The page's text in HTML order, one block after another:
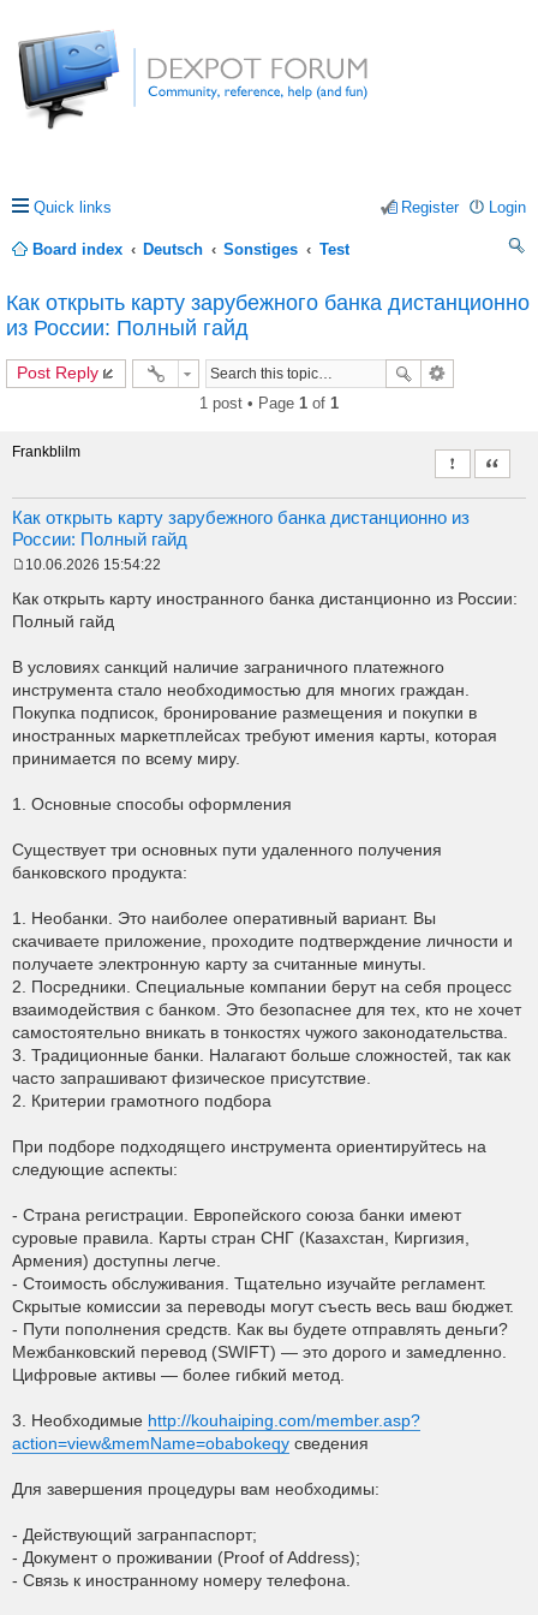
Quick links Login
Register
Board index Deutsch Sonstiges
Test
Как открыть карту зарубежного банка дистанционно
из России: Полный гайд
Post Reply
1 post • Page 1 of 1
Frankblilm
Как открыть карту зарубежного банка дистанционно из
России: Полный гайд
Report this
Quote
o
t
10.06.2026 15:54:22
Как открыть карту иностранного банка дистанционно из России:
Полный гайд
В условиях санкций наличие заграничного платежного
инструмента стало необходимостью для многих граждан.
Покупка подписок, бронирование размещения и покупки в
иностранных маркетплейсах требуют имения карты, которая
принимается по всему миру.
1. Основные способы оформления
Существует три основных пути удаленного получения
банковского продукта:
1. Необанки. Это наиболее оперативный вариант. Вы
скачиваете приложение, проходите подтверждение личности и
получаете электронную карту за считанные минуты.
2. Посредники. Специальные компании берут на себя процесс
взаимодействия с банком. Это безопаснее для тех, кто не хочет
самостоятельно вникать в тонкостях чужого законодательства.
3. Традиционные банки. Налагают больше сложностей, так как
часто запрашивают физическое присутствие.
2. Критерии грамотного подбора
При подборе подходящего инструмента ориентируйтесь на
следующие аспекты:
- Страна регистрации. Европейского союза банки имеют
суровые правила. Карты стран СНГ (Казахстан, Киргизия,
Армения) доступны легче.
- Стоимость обслуживания. Тщательно изучайте регламент.
Скрытые комиссии за переводы могут съесть весь ваш бюджет.
- Пути пополнения средств. Как вы будете отправлять деньги?
Межбанковский перевод (SWIFT) — это дорого и замедленно.
Цифровые активы — более гибкий метод.
3. Необходимые http://kouhaiping.com/member.asp?
action=view&memName=obabokeqy сведения
Для завершения процедуры вам необходимы:
- Действующий загранпаспорт;
- Документ о проживании (Proof of Address);
- Связь к иностранному номеру телефона.